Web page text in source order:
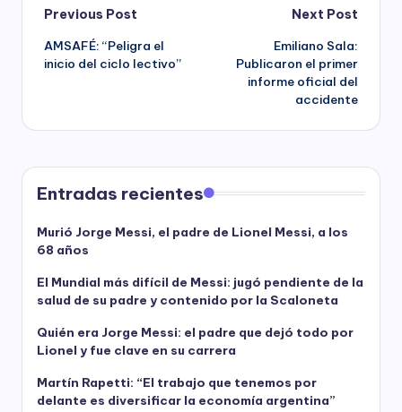
Post
navigation
Previous Post
AMSAFÉ: “Peligra el
inicio del ciclo lectivo”
Next Post
Emiliano Sala:
Publicaron el primer
informe oficial del
accidente
Entradas recientes
Murió Jorge Messi, el padre de Lionel Messi, a los
68 años
El Mundial más difícil de Messi: jugó pendiente de la
salud de su padre y contenido por la Scaloneta
Quién era Jorge Messi: el padre que dejó todo por
Lionel y fue clave en su carrera
Martín Rapetti: “El trabajo que tenemos por
delante es diversificar la economía argentina”